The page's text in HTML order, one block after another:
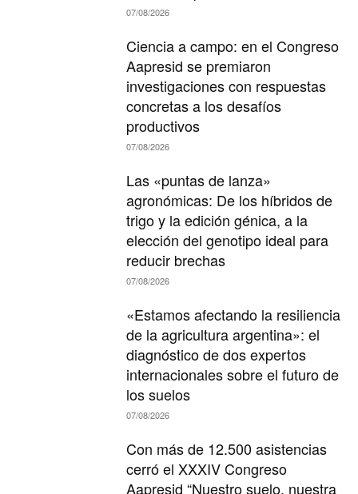
07/08/2026
Ciencia a campo: en el Congreso
Aapresid se premiaron
investigaciones con respuestas
concretas a los desafíos
productivos
07/08/2026
Las «puntas de lanza»
agronómicas: De los híbridos de
trigo y la edición génica, a la
elección del genotipo ideal para
reducir brechas
07/08/2026
«Estamos afectando la resiliencia
de la agricultura argentina»: el
diagnóstico de dos expertos
internacionales sobre el futuro de
los suelos
07/08/2026
Con más de 12.500 asistencias
cerró el XXXIV Congreso
Aapresid “Nuestro suelo, nuestra